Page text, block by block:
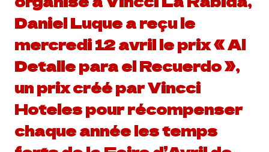
Daniel Luque a reçu le
mercredi 12 avril le prix « Al
Detalle para el Recuerdo »,
un prix créé par Vincci
Hoteles pour récompenser
chaque année les temps